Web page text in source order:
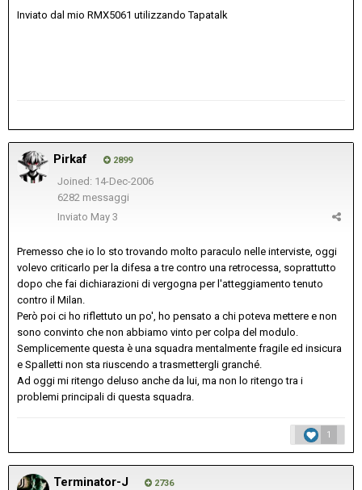
Inviato dal mio RMX5061 utilizzando Tapatalk
Pirkaf 2899
Joined: 14-Dec-2006
6282 messaggi
Inviato May 3
Premesso che io lo sto trovando molto paraculo nelle interviste, oggi
volevo criticarlo per la difesa a tre contro una retrocessa, soprattutto
dopo che fai dichiarazioni di vergogna per l'atteggiamento tenuto
contro il Milan.
Però poi ci ho riflettuto un po', ho pensato a chi poteva mettere e non
sono convinto che non abbiamo vinto per colpa del modulo.
Semplicemente questa è una squadra mentalmente fragile ed insicura
e Spalletti non sta riuscendo a trasmettergli granché.
Ad oggi mi ritengo deluso anche da lui, ma non lo ritengo tra i
problemi principali di questa squadra.
1
Terminator-J 2736